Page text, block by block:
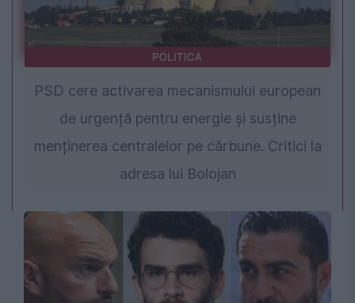
POLITICA
PSD cere activarea mecanismului european
de urgență pentru energie și susține
menținerea centralelor pe cărbune. Critici la
adresa lui Bolojan